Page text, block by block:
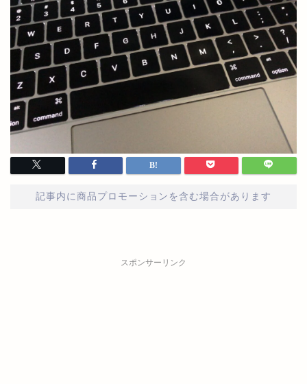
記事内に商品プロモーションを含む場合があります
スポンサーリンク